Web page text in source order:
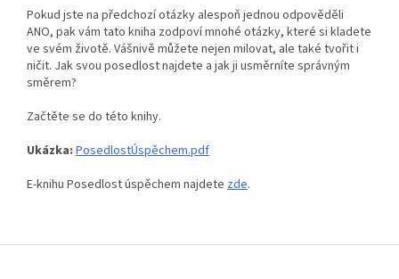
Pokud jste na předchozí otázky alespoň jednou odpověděli
ANO, pak vám tato kniha zodpoví mnohé otázky, které si kladete
ve svém životě. Vášnivě můžete nejen milovat, ale také tvořit i
ničit. Jak svou posedlost najdete a jak ji usměrníte správným
směrem?
Začtěte se do této knihy.
Ukázka: PosedlostÚspěchem.pdf
E-knihu Posedlost úspěchem najdete zde.